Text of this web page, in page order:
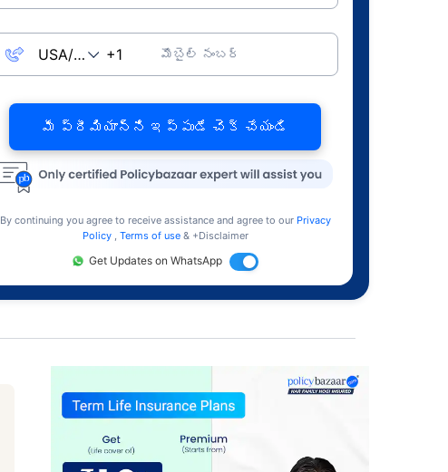
మొబైల్ నంబర్
మీ ప్రీమియాన్ని ఇప్పుడే చెక్ చేయండి
By continuing you agree to receive assistance and agree to our Privacy
Policy
Terms of use & +Disclaimer
Get Updates on WhatsApp